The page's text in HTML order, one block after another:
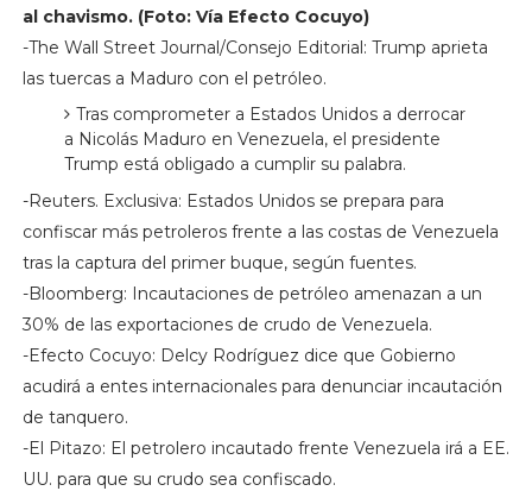
al chavismo. (Foto: Vía Efecto Cocuyo)
-The Wall Street Journal/Consejo Editorial: Trump aprieta
las tuercas a Maduro con el petróleo.
Tras comprometer a Estados Unidos a derrocar
a Nicolás Maduro en Venezuela, el presidente
Trump está obligado a cumplir su palabra.
-Reuters. Exclusiva: Estados Unidos se prepara para
confiscar más petroleros frente a las costas de Venezuela
tras la captura del primer buque, según fuentes.
-Bloomberg: Incautaciones de petróleo amenazan a un
30% de las exportaciones de crudo de Venezuela.
-Efecto Cocuyo: Delcy Rodríguez dice que Gobierno
acudirá a entes internacionales para denunciar incautación
de tanquero.
-El Pitazo: El petrolero incautado frente Venezuela irá a EE.
UU. para que su crudo sea confiscado.